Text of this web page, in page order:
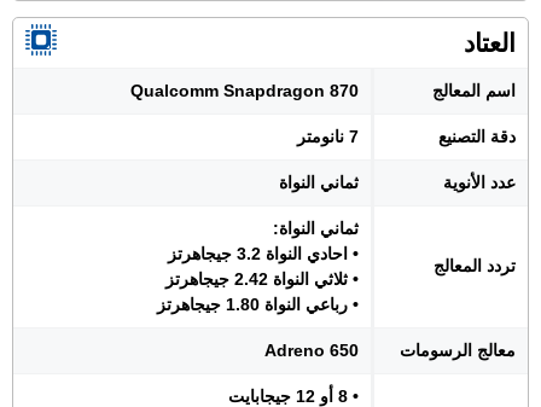
العتاد
اسم المعالج Qualcomm Snapdragon 870
دقة التصنيع 7 نانومتر
عدد الأنوية ثماني النواة
تردد المعالج
ثماني النواة:
• احادي النواة 3.2 جيجاهرتز
• ثلاثي النواة 2.42 جيجاهرتز
• رباعي النواة 1.80 جيجاهرتز
معالج الرسومات Adreno 650
• 8 أو 12 جيجابايت